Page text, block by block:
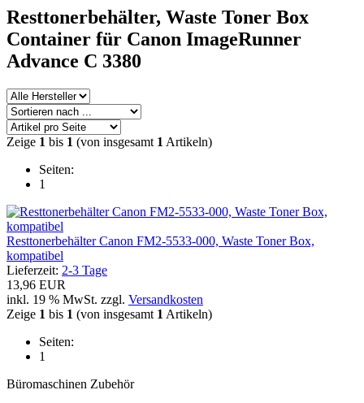
Resttonerbehälter, Waste Toner Box
Container für Canon ImageRunner
Advance C 3380
Zeige 1 bis 1 (von insgesamt 1 Artikeln)
Seiten:
1
Resttonerbehälter Canon FM2-5533-000, Waste Toner Box,
kompatibel
Lieferzeit: 2-3 Tage
13,96 EUR
inkl. 19 % MwSt. zzgl. Versandkosten
Zeige 1 bis 1 (von insgesamt 1 Artikeln)
Seiten:
1
Büromaschinen Zubehör